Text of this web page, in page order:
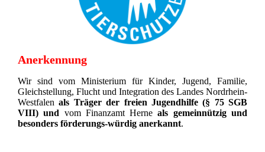
Anerkennung
Wir sind vom Ministerium für Kinder, Jugend, Familie,
Gleichstellung, Flucht und Integration des Landes Nordrhein-
Westfalenals Träger der freien Jugendhilfe (§ 75 SGB
VIII) und vom Finanzamt Herneals gemeinnützig und
besonders förderungs-würdig anerkannt.